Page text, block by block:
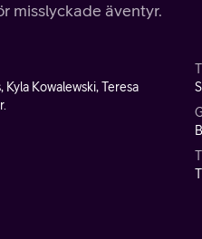
misslyckade äventyr.
Kyla Kowalewski, Teresa